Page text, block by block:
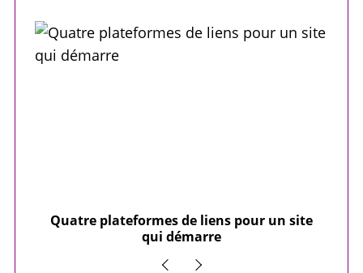
Quatre plateformes de liens pour un site
qui démarre